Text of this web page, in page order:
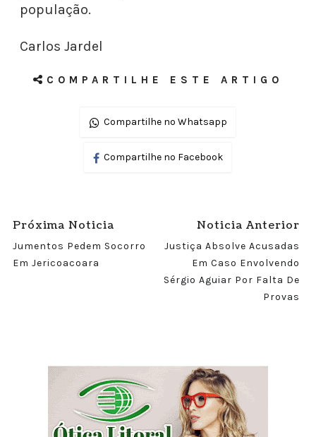
população.
Carlos Jardel
COMPARTILHE ESTE ARTIGO
Compartilhe no Whatsapp
Compartilhe no Facebook
Próxima Noticia
Jumentos Pedem Socorro
Em Jericoacoara
Noticia Anterior
Justiça Absolve Acusadas
Em Caso Envolvendo
Sérgio Aguiar Por Falta De
Provas